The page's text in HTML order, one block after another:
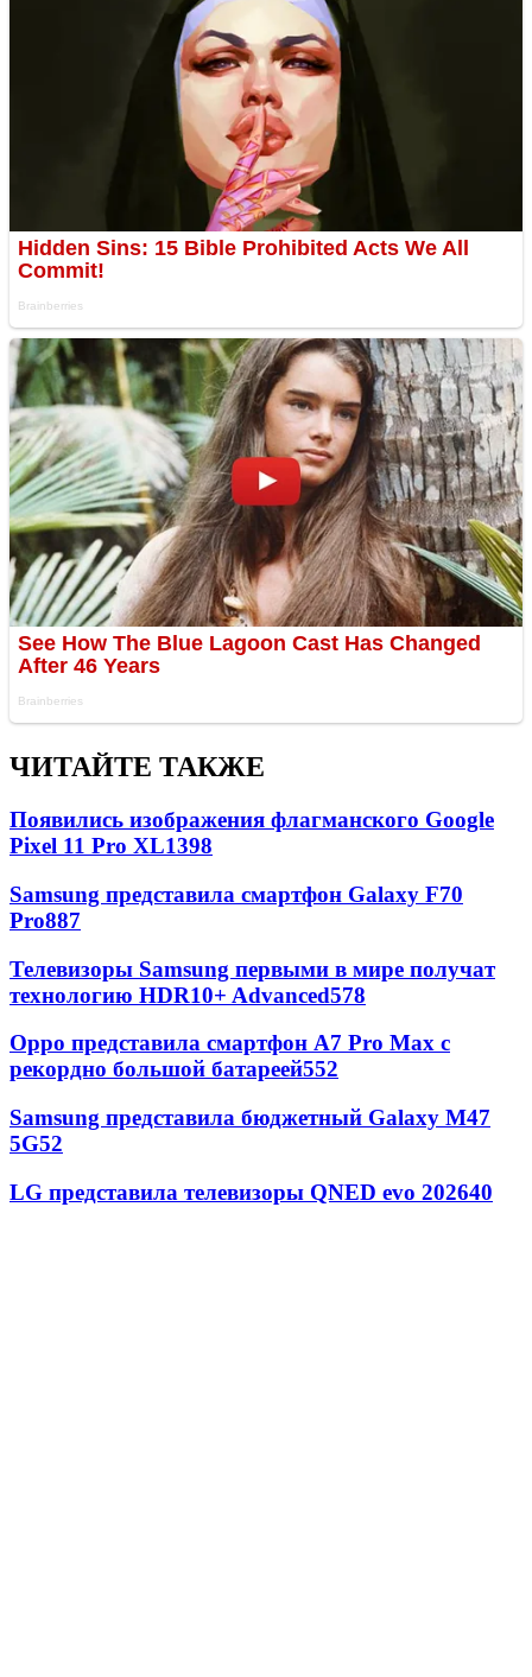
ЧИТАЙТЕ ТАКЖЕ
Появились изображения флагманского Google
Pixel 11 Pro XL1398
Samsung представила смартфон Galaxy F70
Pro887
Телевизоры Samsung первыми в мире получат
технологию HDR10+ Advanced578
Oppo представила смартфон A7 Pro Max с
рекордно большой батареей552
Samsung представила бюджетный Galaxy M47
5G52
LG представила телевизоры QNED evo 202640